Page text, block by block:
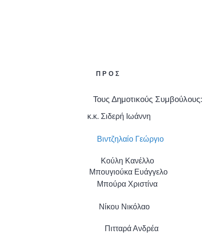
Π Ρ Ο Σ
Τους Δημοτικούς Συμβούλους:
κ.κ. Σιδερή Ιωάννη
Βιντζηλαίο Γεώργιο
Κούλη Κανέλλο
Μπουγιούκα Ευάγγελο
Μπούρα Χριστίνα
Νίκου Νικόλαο
Πιτταρά Ανδρέα